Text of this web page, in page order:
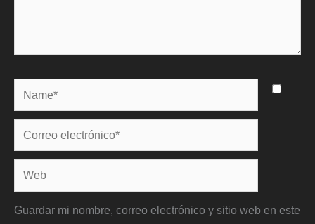
Name*
Correo
electrónico*
Web
Guardar mi nombre, correo electrónico y sitio web en este